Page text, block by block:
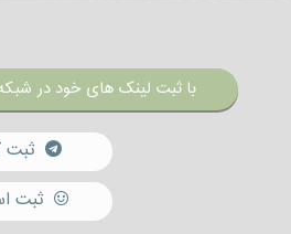
با ثبت لینک های خود در شبکه
ثبت
ثبت